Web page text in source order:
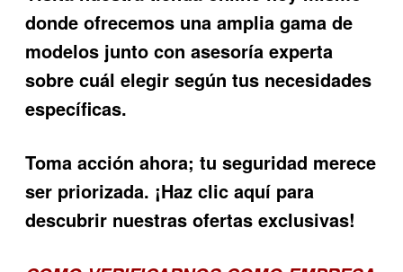
donde ofrecemos una amplia gama de
modelos junto con asesoría experta
sobre cuál elegir según tus necesidades
específicas.
Toma acción ahora; tu seguridad merece
ser priorizada. ¡Haz clic aquí para
descubrir nuestras ofertas exclusivas!